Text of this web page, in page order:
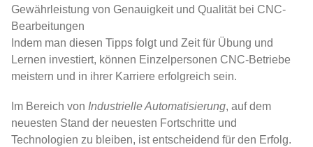
Gewährleistung von Genauigkeit und Qualität bei CNC-
Bearbeitungen
Indem man diesen Tipps folgt und Zeit für Übung und
Lernen investiert, können Einzelpersonen CNC-Betriebe
meistern und in ihrer Karriere erfolgreich sein.
Im Bereich von Industrielle Automatisierung, auf dem
neuesten Stand der neuesten Fortschritte und
Technologien zu bleiben, ist entscheidend für den Erfolg.